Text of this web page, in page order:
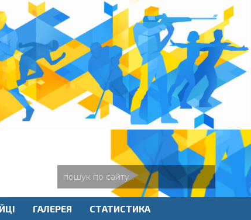
ГАЛЕРЕЯ СТАТИСТИКА